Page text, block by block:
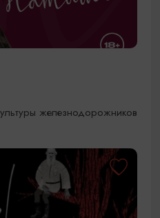
железнодорожников